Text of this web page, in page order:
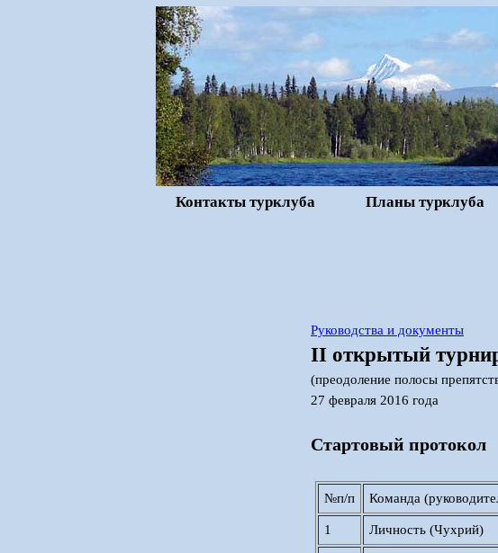
Контакты турклуба Планы турклуба
Руководства и документы
II открытый
(преодоление полосы
27 февраля 2016 года
Стартовый протокол
№п/п Команда
1 Личность (Чухрий)